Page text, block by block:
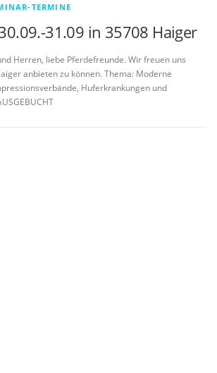
TERMINE
31.09 in 35708 Haiger
Herren, liebe Pferdefreunde. Wir freuen uns
anbieten zu können. Thema: Moderne
Huferkrankungen und